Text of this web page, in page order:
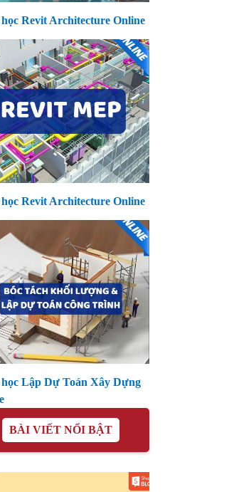
Revit Architecture Online
Revit Architecture Online
Lập Dự Toán Xây Dựng
BÀI VIẾT NỔI BẬT